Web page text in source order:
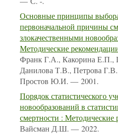
Основные принципы
первоначальной причины
злокачественными
Методические
Франк Г.А., Какорина Е.П.,
Данилова Т.В., Петрова
Простов Ю.И. — 2001.
Порядок статистического
новообразований в
смертности : Методические
Вайсман Д.Ш. — 2022.